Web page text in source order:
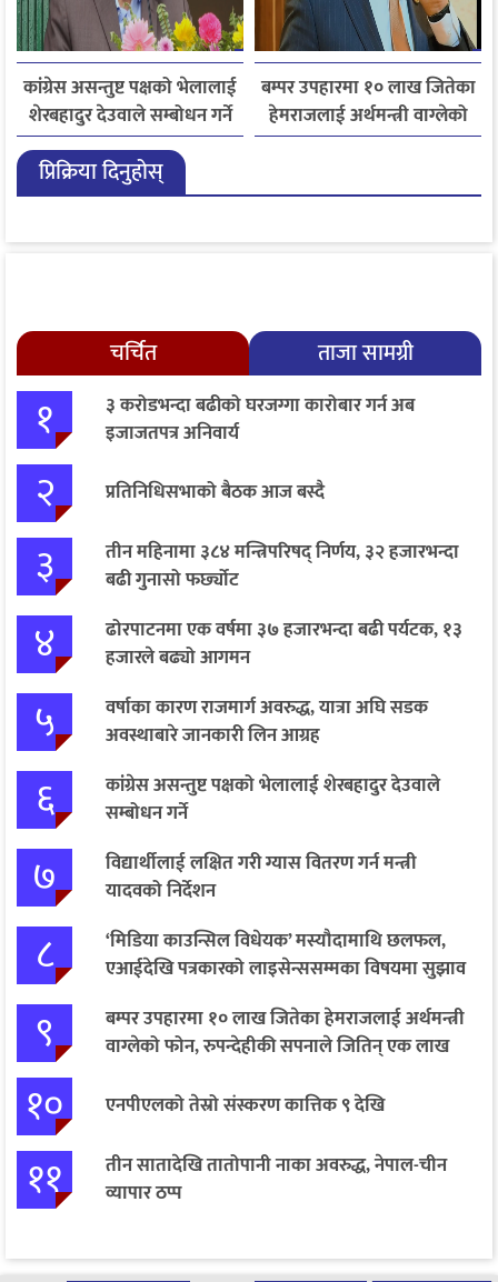
कांग्रेस असन्तुष्ट पक्षको भेलालाई
शेरबहादुर देउवाले सम्बोधन गर्ने
बम्पर उपहारमा १० लाख जितेका
हेमराजलाई अर्थमन्त्री वाग्लेको
फोन, रुपन्देहीकी सपनाले
प्रिक्रिया दिनुहोस्
चर्चित ताजा सामग्री
१
३ करोडभन्दा बढीको घरजग्गा कारोबार गर्न अब
इजाजतपत्र अनिवार्य
२ प्रतिनिधिसभाको बैठक आज बस्दै
३
तीन महिनामा ३८४ मन्त्रिपरिषद् निर्णय, ३२ हजारभन्दा
बढी गुनासो फर्छ्योट
४
ढोरपाटनमा एक वर्षमा ३७ हजारभन्दा बढी पर्यटक, १३
हजारले बढ्यो आगमन
५
वर्षाका कारण राजमार्ग अवरुद्ध, यात्रा अघि सडक
अवस्थाबारे जानकारी लिन आग्रह
६
कांग्रेस असन्तुष्ट पक्षको भेलालाई शेरबहादुर देउवाले
सम्बोधन गर्ने
७
विद्यार्थीलाई लक्षित गरी ग्यास वितरण गर्न मन्त्री
यादवको निर्देशन
८
‘मिडिया काउन्सिल विधेयक’ मस्यौदामाथि छलफल,
एआईदेखि पत्रकारको लाइसेन्ससम्मका विषयमा सुझाव
९
बम्पर उपहारमा १० लाख जितेका हेमराजलाई अर्थमन्त्री
वाग्लेको फोन, रुपन्देहीकी सपनाले जितिन् एक लाख
१० एनपीएलको तेस्रो संस्करण कात्तिक ९ देखि
११
तीन सातादेखि तातोपानी नाका अवरुद्ध, नेपाल-चीन
व्यापार ठप्प